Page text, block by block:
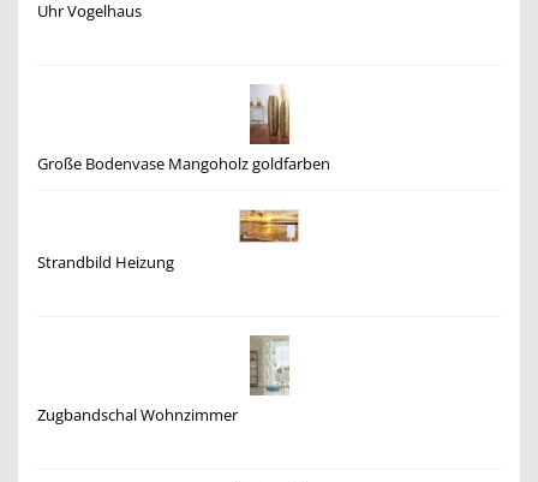
Uhr Vogelhaus
Große Bodenvase Mangoholz goldfarben
Strandbild Heizung
Zugbandschal Wohnzimmer